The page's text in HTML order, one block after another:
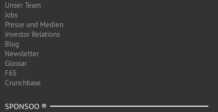
Unser Team
Jobs
Presse und Medien
Investor Relations
Blog
Newsletter
Glossar
F6S
Crunchbase
SPONSOO ®